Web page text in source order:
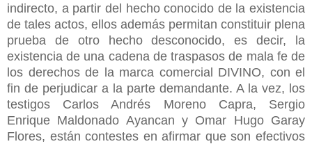
indirecto, a partir del hecho conocido de la existencia
de tales actos, ellos además permitan constituir plena
prueba de otro hecho desconocido, es decir, la
existencia de una cadena de traspasos de mala fe de
los derechos de la marca comercial DIVINO, con el
fin de perjudicar a la parte demandante. A la vez, los
testigos Carlos Andrés Moreno Capra, Sergio
Enrique Maldonado Ayancan y Omar Hugo Garay
Flores, están contestes en afirmar que son efectivos